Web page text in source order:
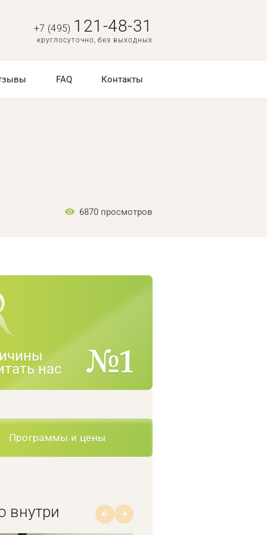
+7 (495) 121-48-31
круглосуточно, без выходных
FAQ Контакты
6870 просмотров
нас
Программы и цены
внутри